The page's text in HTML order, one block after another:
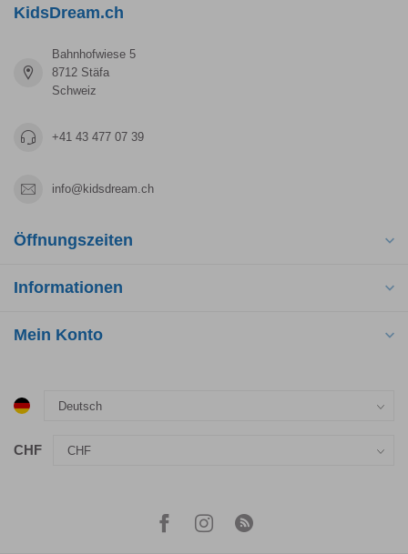
KidsDream.ch
Bahnhofwiese 5
8712 Stäfa
Schweiz
+41 43 477 07 39
info@kidsdream.ch
Öffnungszeiten
Informationen
Mein Konto
CHF